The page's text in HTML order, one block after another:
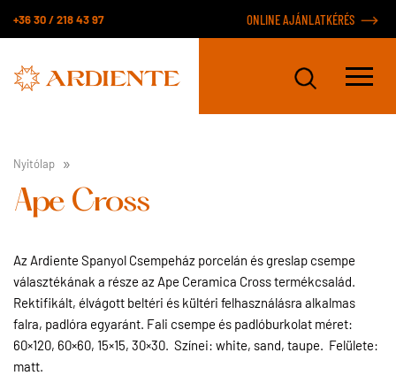
+36 30 / 218 43 97 ONLINE AJÁNLATKÉRÉS
Nyitólap
Ape Cross
Az Ardiente Spanyol Csempeház porcelán és greslap csempe
választékának a része az Ape Ceramica Cross termékcsalád.
Rektifikált, élvágott beltéri és kültéri felhasználásra alkalmas
falra, padlóra egyaránt. Fali csempe és padlóburkolat méret:
60×120, 60×60, 15×15, 30×30. Színei: white, sand, taupe. Felülete:
matt.